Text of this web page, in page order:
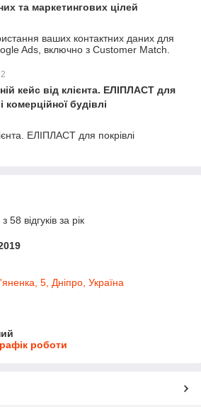
та маркетингових цілей
ваших контактних даних для
Ads, включно з Customer Match.
кейс від клієнта. ЕЛІПЛАСТ для
комерційної будівлі
ЕЛІПЛАСТ для покрівлі
58 відгуків за рік
5, Дніпро, Україна
роботи